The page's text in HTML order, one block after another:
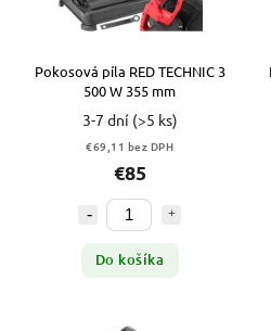
Pokosová píla RED TECHNIC 3
500 W 355 mm
3-7 dní (>5 ks)
€69,11 bez DPH
€85
Do košíka